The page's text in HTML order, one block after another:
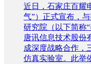
近日，石家庄百耀
气”）正式宣布，
研究院（以下简称
唐讯信息技术股份
成深度战略合作，
仿真实验室。此举